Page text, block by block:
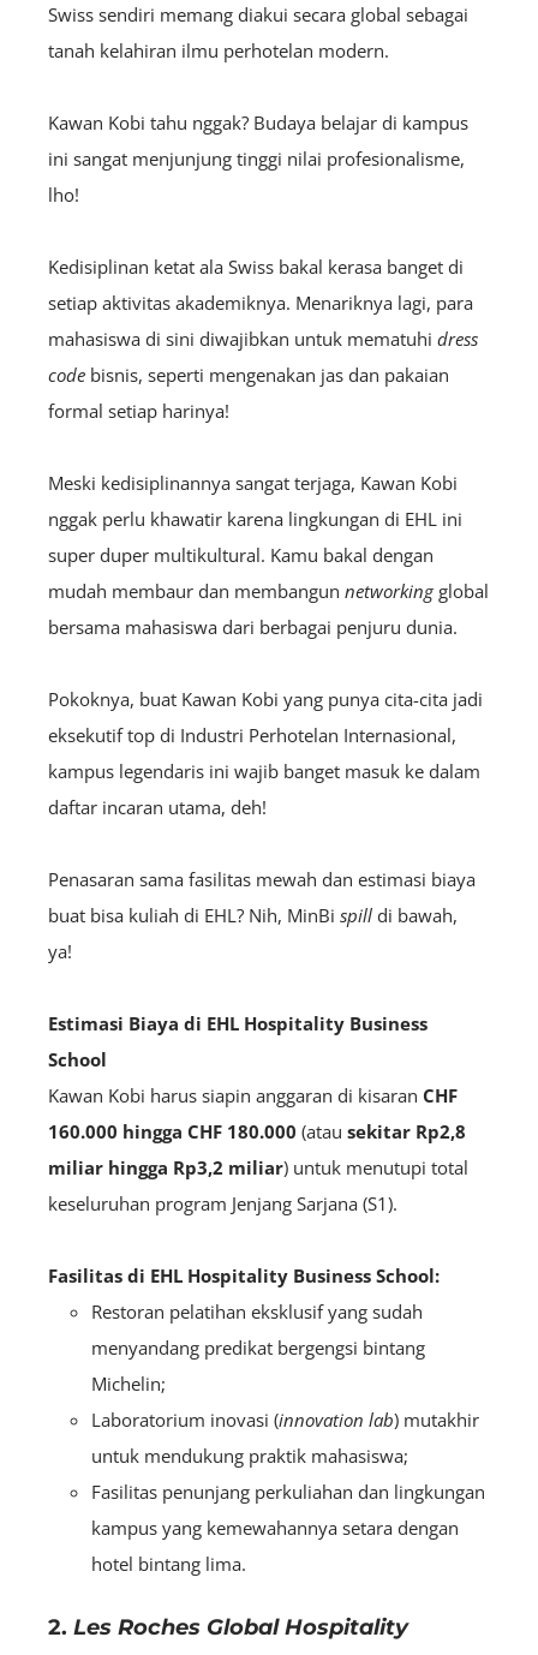
Swiss sendiri memang diakui secara global sebagai
tanah kelahiran ilmu perhotelan modern.
Kawan Kobi tahu nggak? Budaya belajar di kampus
ini sangat menjunjung tinggi nilai profesionalisme,
lho!
Kedisiplinan ketat ala Swiss bakal kerasa banget di
setiap aktivitas akademiknya. Menariknya lagi, para
mahasiswa di sini diwajibkan untuk mematuhi dress
code bisnis, seperti mengenakan jas dan pakaian
formal setiap harinya!
Meski kedisiplinannya sangat terjaga, Kawan Kobi
nggak perlu khawatir karena lingkungan di EHL ini
super duper multikultural. Kamu bakal dengan
mudah membaur dan membangun networkingglobal
bersama mahasiswa dari berbagai penjuru dunia.
Pokoknya, buat Kawan Kobi yang punya cita-cita jadi
eksekutif top di Industri Perhotelan Internasional,
kampus legendaris ini wajib banget masuk ke dalam
daftar incaran utama, deh!
Penasaran sama fasilitas mewah dan estimasi biaya
buat bisa kuliah di EHL? Nih, MinBi spill di bawah,
ya!
Estimasi Biaya di EHL Hospitality Business
School
Kawan Kobi harus siapin anggaran di kisaran CHF
160.000 hingga CHF 180.000 (atau sekitar Rp2,8
miliar hingga Rp3,2 miliar) untuk menutupi total
keseluruhan program Jenjang Sarjana (S1).
Fasilitas di EHL Hospitality Business School:
Restoran pelatihan eksklusif yang sudah
menyandang predikat bergengsi bintang
Michelin;
Laboratorium inovasi (innovation lab) mutakhir
untuk mendukung praktik mahasiswa;
Fasilitas penunjang perkuliahan dan lingkungan
kampus yang kemewahannya setara dengan
hotel bintang lima.
2. Les Roches Global Hospitality